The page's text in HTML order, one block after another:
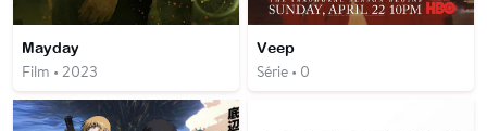
Mayday
Film • 2023
Veep
Série • 0